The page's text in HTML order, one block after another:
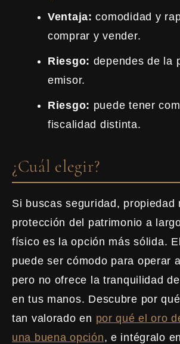
Ventaja: comodidad y
comprar y vender.
Riesgo: dependes de la
emisor.
Riesgo: puede tener
fiscalidad distinta.
¿Cuál elegir?
Si buscas seguridad, propiedad
protección del patrimonio a
físico es la opción más sólida.
puede ser cómodo para operar
pero no ofrece la tranquilidad
en tus manos. Descubre por
tan valorado en por qué el oro
una buena opción, e intégralo